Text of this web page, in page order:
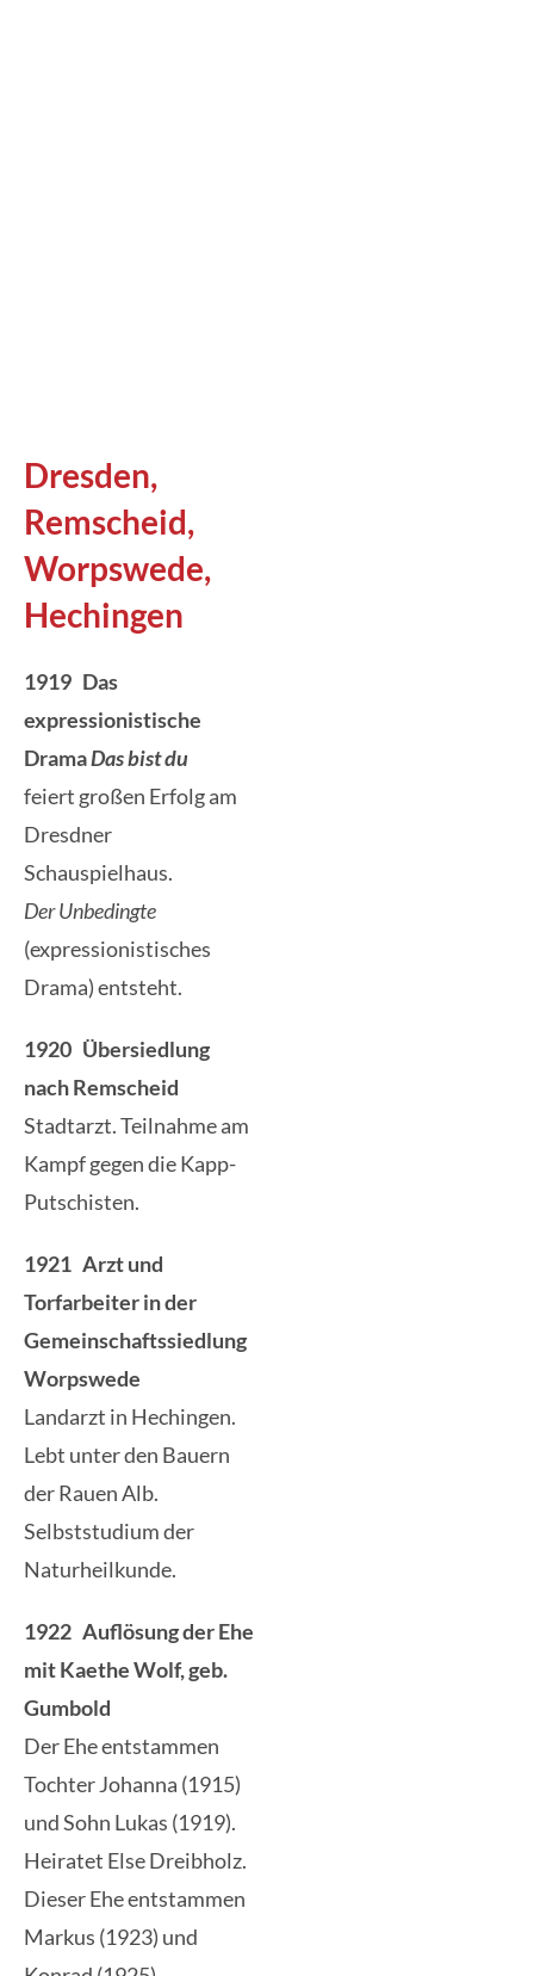
Dresden,
Remscheid,
Worpswede,
Hechingen
1919 Das
expressionistische
DramaDas bist du
feiert großen Erfolg am
Dresdner
Schauspielhaus.
Der Unbedingte
(expressionistisches
Drama) entsteht.
1920 Übersiedlung
nach Remscheid
Stadtarzt. Teilnahme am
Kampf gegen die Kapp-
Putschisten.
1921 Arzt und
Torfarbeiter in der
Gemeinschaftssiedlung
Worpswede
Landarzt in Hechingen.
Lebt unter den Bauern
der Rauen Alb.
Selbststudium der
Naturheilkunde.
1922 Auflösung der Ehe
mit Kaethe Wolf, geb.
Gumbold
Der Ehe entstammen
Tochter Johanna (1915)
und Sohn Lukas (1919).
Heiratet Else Dreibholz.
Dieser Ehe entstammen
Markus (1923) und